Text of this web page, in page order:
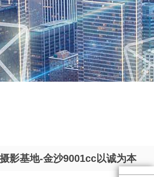
影基地-金沙9001cc以诚为本